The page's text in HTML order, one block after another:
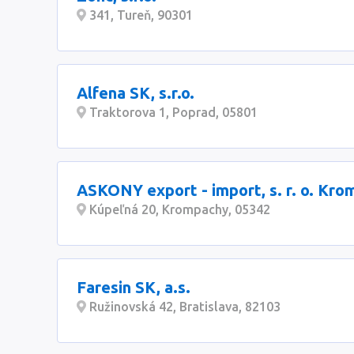
341, Tureň, 90301
Alfena SK, s.r.o.
Traktorova 1, Poprad, 05801
ASKONY export - import, s. r. o.
Kúpeľná 20, Krompachy, 05342
Faresin SK, a.s.
Ružinovská 42, Bratislava, 82103